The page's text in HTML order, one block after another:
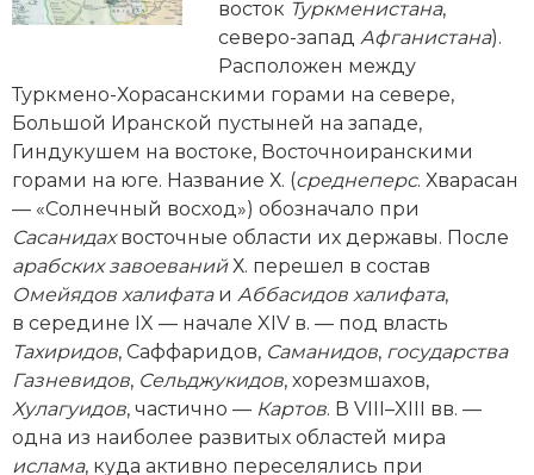
Генеалогия, геральдика
Государство и право
Европа
Империи
Историческая география и топонимика
История материальной и духовной культуры
История международных отношений
История, философия, теория и методология
исторического знания
Итория международных отношений
восток Туркменистана,
северо-­запад Афганистана).
Расположен между
Туркмено-­Хорасанскими горами на севере,
Большой Иранской пустыней на западе,
Гиндукушем на востоке, Восточноиранскими
горами на юге. Название Х. (среднеперс. Хварасан
— «Солнечный восход») обозначало при
Сасанидахвосточные области их державы. После
арабских завоеванийХ. перешел в состав
Омейядов халифата и Аббасидов халифата,
в середине IX — начале XIV в. — под власть
Тахиридов, Саффаридов, Саманидов, государства
Газневидов, Сельджукидов, хорезмшахов,
Хулагуидов, частично — Картов. В VIII–XIII вв. —
одна из наиболее развитых областей мира
ислама, куда активно переселялись при